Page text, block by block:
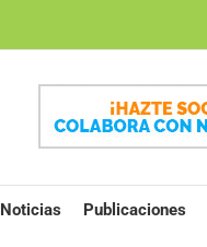
Noticias Publicaciones